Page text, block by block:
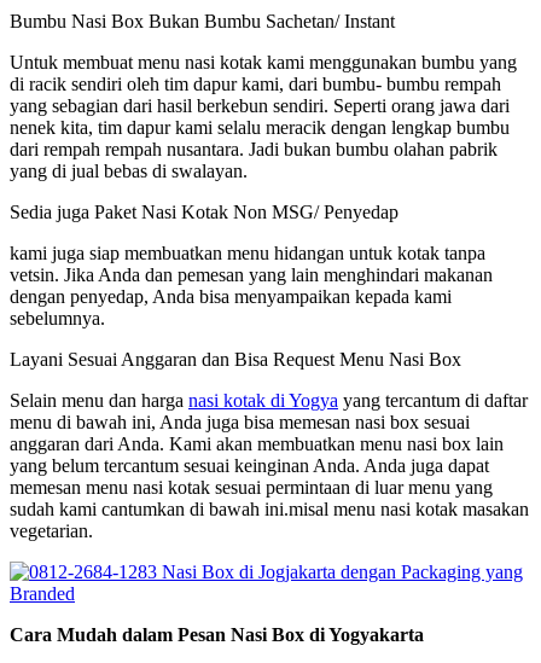
Bumbu Nasi Box Bukan Bumbu Sachetan/ Instant
Untuk membuat menu nasi kotak kami menggunakan bumbu yang
di racik sendiri oleh tim dapur kami, dari bumbu- bumbu rempah
yang sebagian dari hasil berkebun sendiri. Seperti orang jawa dari
nenek kita, tim dapur kami selalu meracik dengan lengkap bumbu
dari rempah rempah nusantara. Jadi bukan bumbu olahan pabrik
yang di jual bebas di swalayan.
Sedia juga Paket Nasi Kotak Non MSG/ Penyedap
kami juga siap membuatkan menu hidangan untuk kotak tanpa
vetsin. Jika Anda dan pemesan yang lain menghindari makanan
dengan penyedap, Anda bisa menyampaikan kepada kami
sebelumnya.
Layani Sesuai Anggaran dan Bisa Request Menu Nasi Box
Selain menu dan harga nasi kotak di Yogya yang tercantum di daftar
menu di bawah ini, Anda juga bisa memesan nasi box sesuai
anggaran dari Anda. Kami akan membuatkan menu nasi box lain
yang belum tercantum sesuai keinginan Anda. Anda juga dapat
memesan menu nasi kotak sesuai permintaan di luar menu yang
sudah kami cantumkan di bawah ini.misal menu nasi kotak masakan
vegetarian.
Cara Mudah dalam Pesan Nasi Box di Yogyakarta